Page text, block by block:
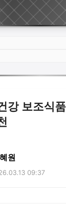
강 보조식
원
09:37